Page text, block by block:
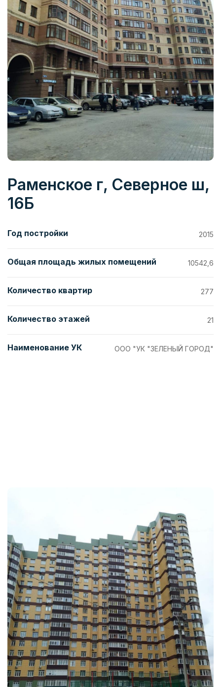
Раменское г, Северное ш,
16Б
Год постройки 2015
Общая площадь жилых помещений 10542,6
Количество квартир 277
Количество этажей 21
Наименование УК ООО "УК "ЗЕЛЕНЫЙ ГОРОД"